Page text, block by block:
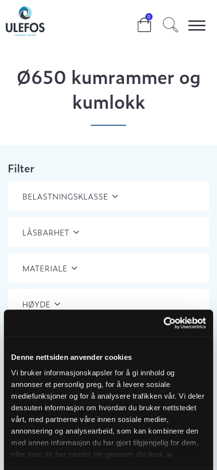
Denne nettsiden anvender cookies
Vi bruker informasjonskapsler for å gi innhold og
annonser et personlig preg, for å levere sosiale
mediefunksjoner og for å analysere trafikken vår. Vi deler
dessuten informasjon om hvordan du bruker nettstedet
vårt, med partnerne våre innen sosiale medier,
annonsering og analysearbeid, som kan kombinere den
med annen informasjon du har gjort tilgjengelig for dem,
eller som de har samlet inn gjennom din bruk av
0
>> Ø650 KUMRAMMER OG KUMLOKK
Ø650 kumrammer og
kumlokk
Filter
BELASTNINGSKLASSE
LÅSBARHET
MATERIALE
HØYDE
Showing the single result